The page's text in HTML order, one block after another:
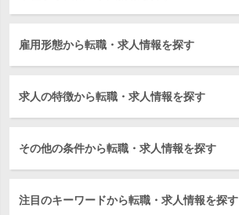
雇用形態から転職・求人情報を探す
求人の特徴から転職・求人情報を探す
その他の条件から転職・求人情報を探す
注目のキーワードから転職・求人情報を探す